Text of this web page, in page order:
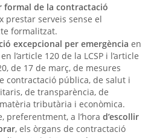
formal de la contractació
prestar serveis sense el
formalitzat.
excepcional per emergència en
l’article 120 de la LCSP i l’article
de 17 de març, de mesures
contractació pública, de salut i
de transparència, de
tributària i econòmica.
preferentment, a l’hora d’escollir
, els òrgans de contractació